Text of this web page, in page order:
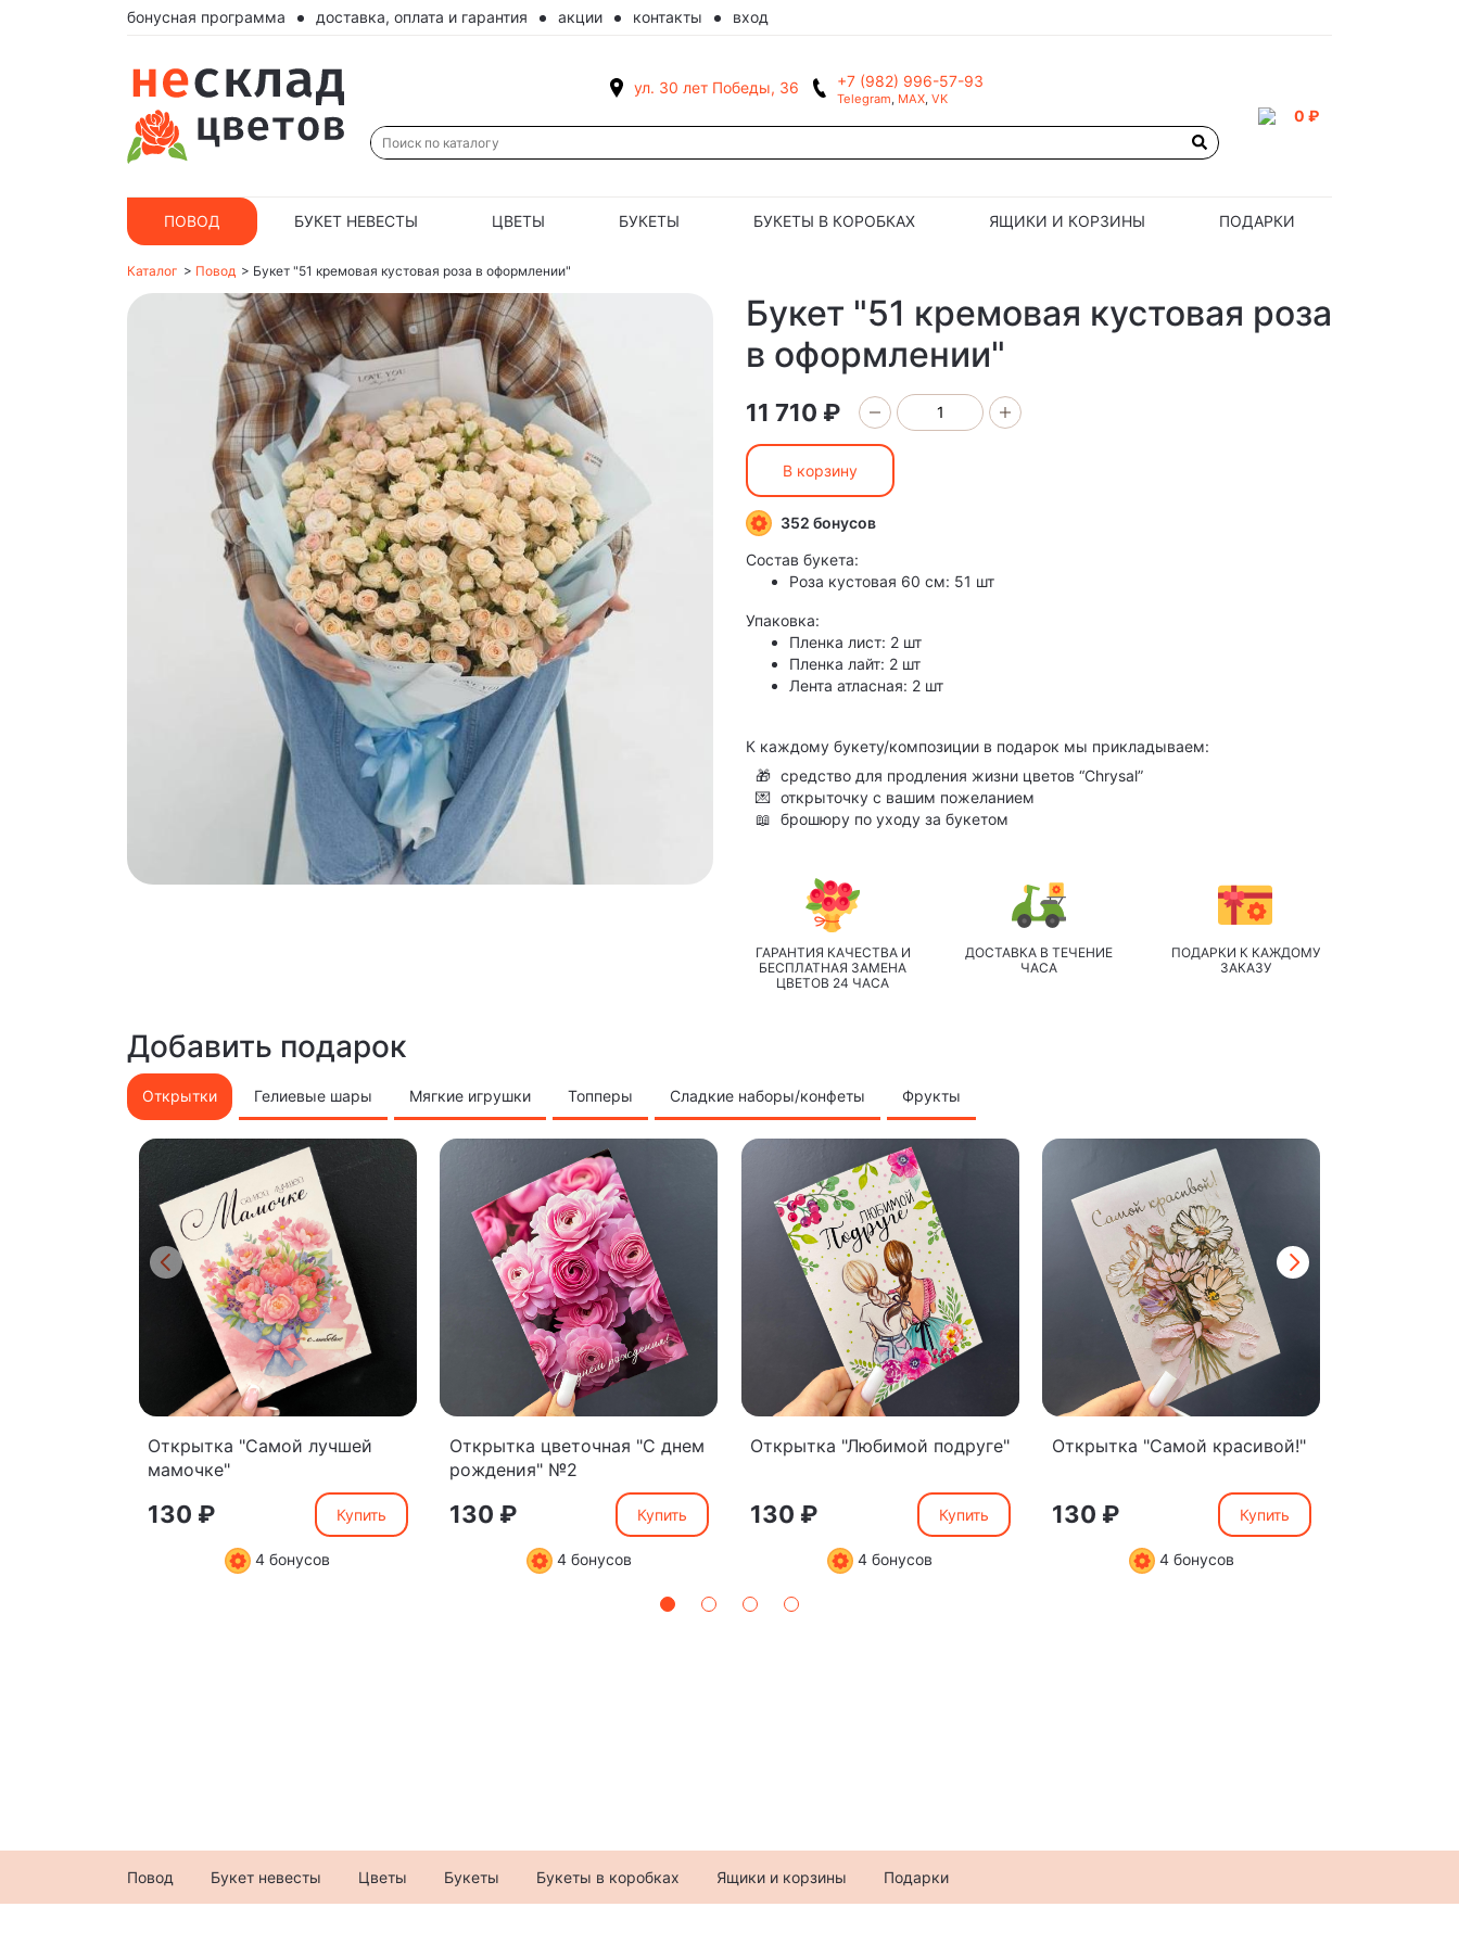
бонусная программа доставка, оплата и гарантия акции контакты вход
ул. 30 лет Победы, 36 +7 (982) 996-57-93
Telegram, MAX, VK
0 ₽
ПОВОД БУКЕТ НЕВЕСТЫ ЦВЕТЫ БУКЕТЫ БУКЕТЫ В КОРОБКАХ ЯЩИКИ И КОРЗИНЫ ПОДАРКИ
Каталог > Повод > Букет "51 кремовая кустовая роза в оформлении"
Букет "51 кремовая кустовая роза
в оформлении"
11 710 ₽
В корзину
352 бонусов
Состав букета:
Роза кустовая 60 см: 51 шт
Упаковка:
Пленка лист: 2 шт
Пленка лайт: 2 шт
Лента атласная: 2 шт
К каждому букету/композиции в подарок мы прикладываем:
🎁 средство для продления жизни цветов “Chrysal”
💌 открыточку с вашим пожеланием
📖 брошюру по уходу за букетом
ГАРАНТИЯ КАЧЕСТВА И
БЕСПЛАТНАЯ ЗАМЕНА
ЦВЕТОВ 24 ЧАСА
ДОСТАВКА В ТЕЧЕНИЕ
ЧАСА
ПОДАРКИ К КАЖДОМУ
ЗАКАЗУ
Добавить подарок
Открытки Гелиевые шары Мягкие игрушки Топперы Сладкие наборы/конфеты Фрукты
Открытка "Самой лучшей
мамочке"
130 ₽ Купить
4 бонусов
Открытка цветочная "С днем
рождения" №2
130 ₽ Купить
4 бонусов
Открытка "Любимой подруге"
130 ₽ Купить
4 бонусов
Открытка "Самой красивой!"
130 ₽ Купить
4 бонусов
Повод Букет невесты Цветы Букеты Букеты в коробках Ящики и корзины Подарки